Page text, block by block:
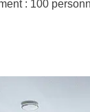
: 100